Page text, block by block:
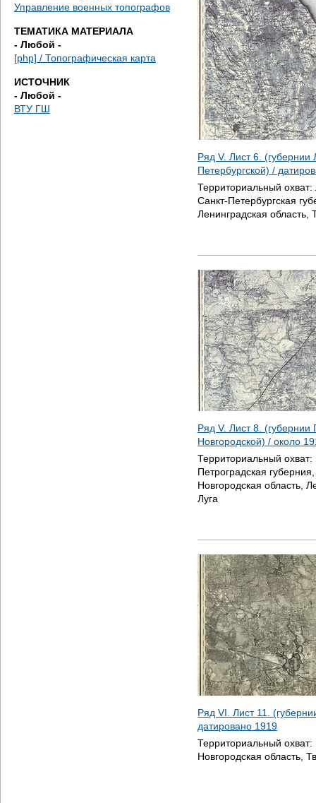
Управление военных топографов
ТЕМАТИКА МАТЕРИАЛА
- Любой -
[php] / Топографическая карта
ИСТОЧНИК
- Любой -
ВТУ ГШ
Ряд V. Лист 6.
Петербургской) /
Территориальный охват:
Санкт-Петербургская
Ленинградская область,
Ряд V. Лист 8. (губернии
Новгородской) / около
Территориальный охват:
Петроградская
Новгородская область,
Луга
Ряд VI. Лист 11.
датировано 1919
Территориальный охват:
Новгородская область,